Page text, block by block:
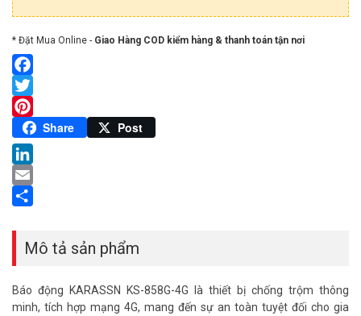
* Đặt Mua Online - Giao Hàng COD kiểm hàng & thanh toán tận nơi
Facebook
Twitter
Pinterest
Share Post
LinkedIn
Email
Mô tả sản phẩm
Báo động KARASSN KS-858G-4G là thiết bị chống trộm thông
minh, tích hợp mạng 4G, mang đến sự an toàn tuyệt đối cho gia